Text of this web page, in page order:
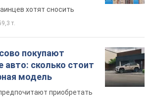
хотят сносить
т.
покупают
авто: сколько стоит
модель
приобретать